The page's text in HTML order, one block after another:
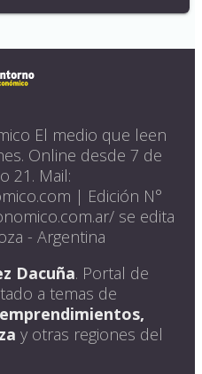
El medio que leen
Online desde 7 de
21. Mail:
| Edición N°
se edita
- Argentina
Dacuña. Portal de
a temas de
y otras regiones del